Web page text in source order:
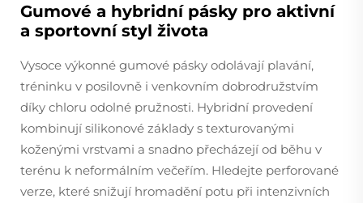
Gumové a hybridní pásky pro aktivní
a sportovní styl života
Vysoce výkonné gumové pásky odolávají plavání,
tréninku v posilovně i venkovním dobrodružstvím
díky chloru odolné pružnosti. Hybridní provedení
kombinují silikonové základy s texturovanými
koženými vrstvami a snadno přecházejí od běhu v
terénu k neformálním večeřím. Hledejte perforované
verze, které snižují hromadění potu při intenzivních